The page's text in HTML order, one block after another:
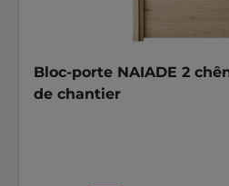
Bloc-porte NAIADE 2
de chantier